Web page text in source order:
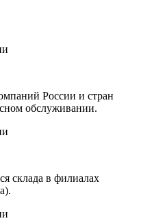
России и стран
обслуживании.
склада в филиалах